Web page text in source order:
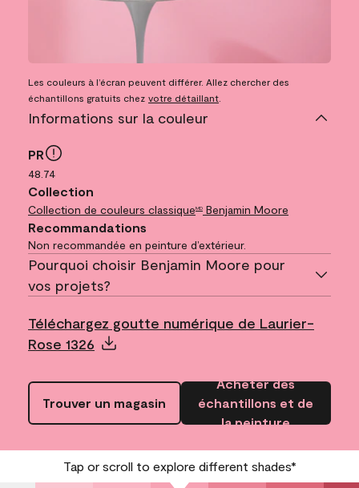
Les couleurs à l’écran peuvent différer. Allez chercher des
échantillons gratuits chez votre détaillant
Informations sur la couleur
PR
48.74
Collection
Collection de couleurs classiqueMD Benjamin Moore
Recommandations
Non recommandée en peinture d’extérieur.
Pourquoi choisir Benjamin Moore pour
vos projets?
Téléchargez goutte numérique de Laurier-
Rose 1326
Trouver un magasin
Acheter des
échantillons et de
la peinture
Tap or scroll to explore different shades*